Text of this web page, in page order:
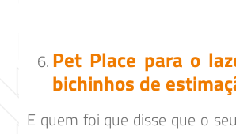
Pet Place para o
bichinhos de
E quem foi que disse que o